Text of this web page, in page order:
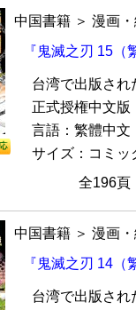
中国書籍 ＞ 漫画
『鬼滅之刃 15
台湾で出版され
正式授権中文版
言語：繁體中文
サイズ：コミッ
全196
中国書籍 ＞ 漫画
『鬼滅之刃 14
台湾で出版され